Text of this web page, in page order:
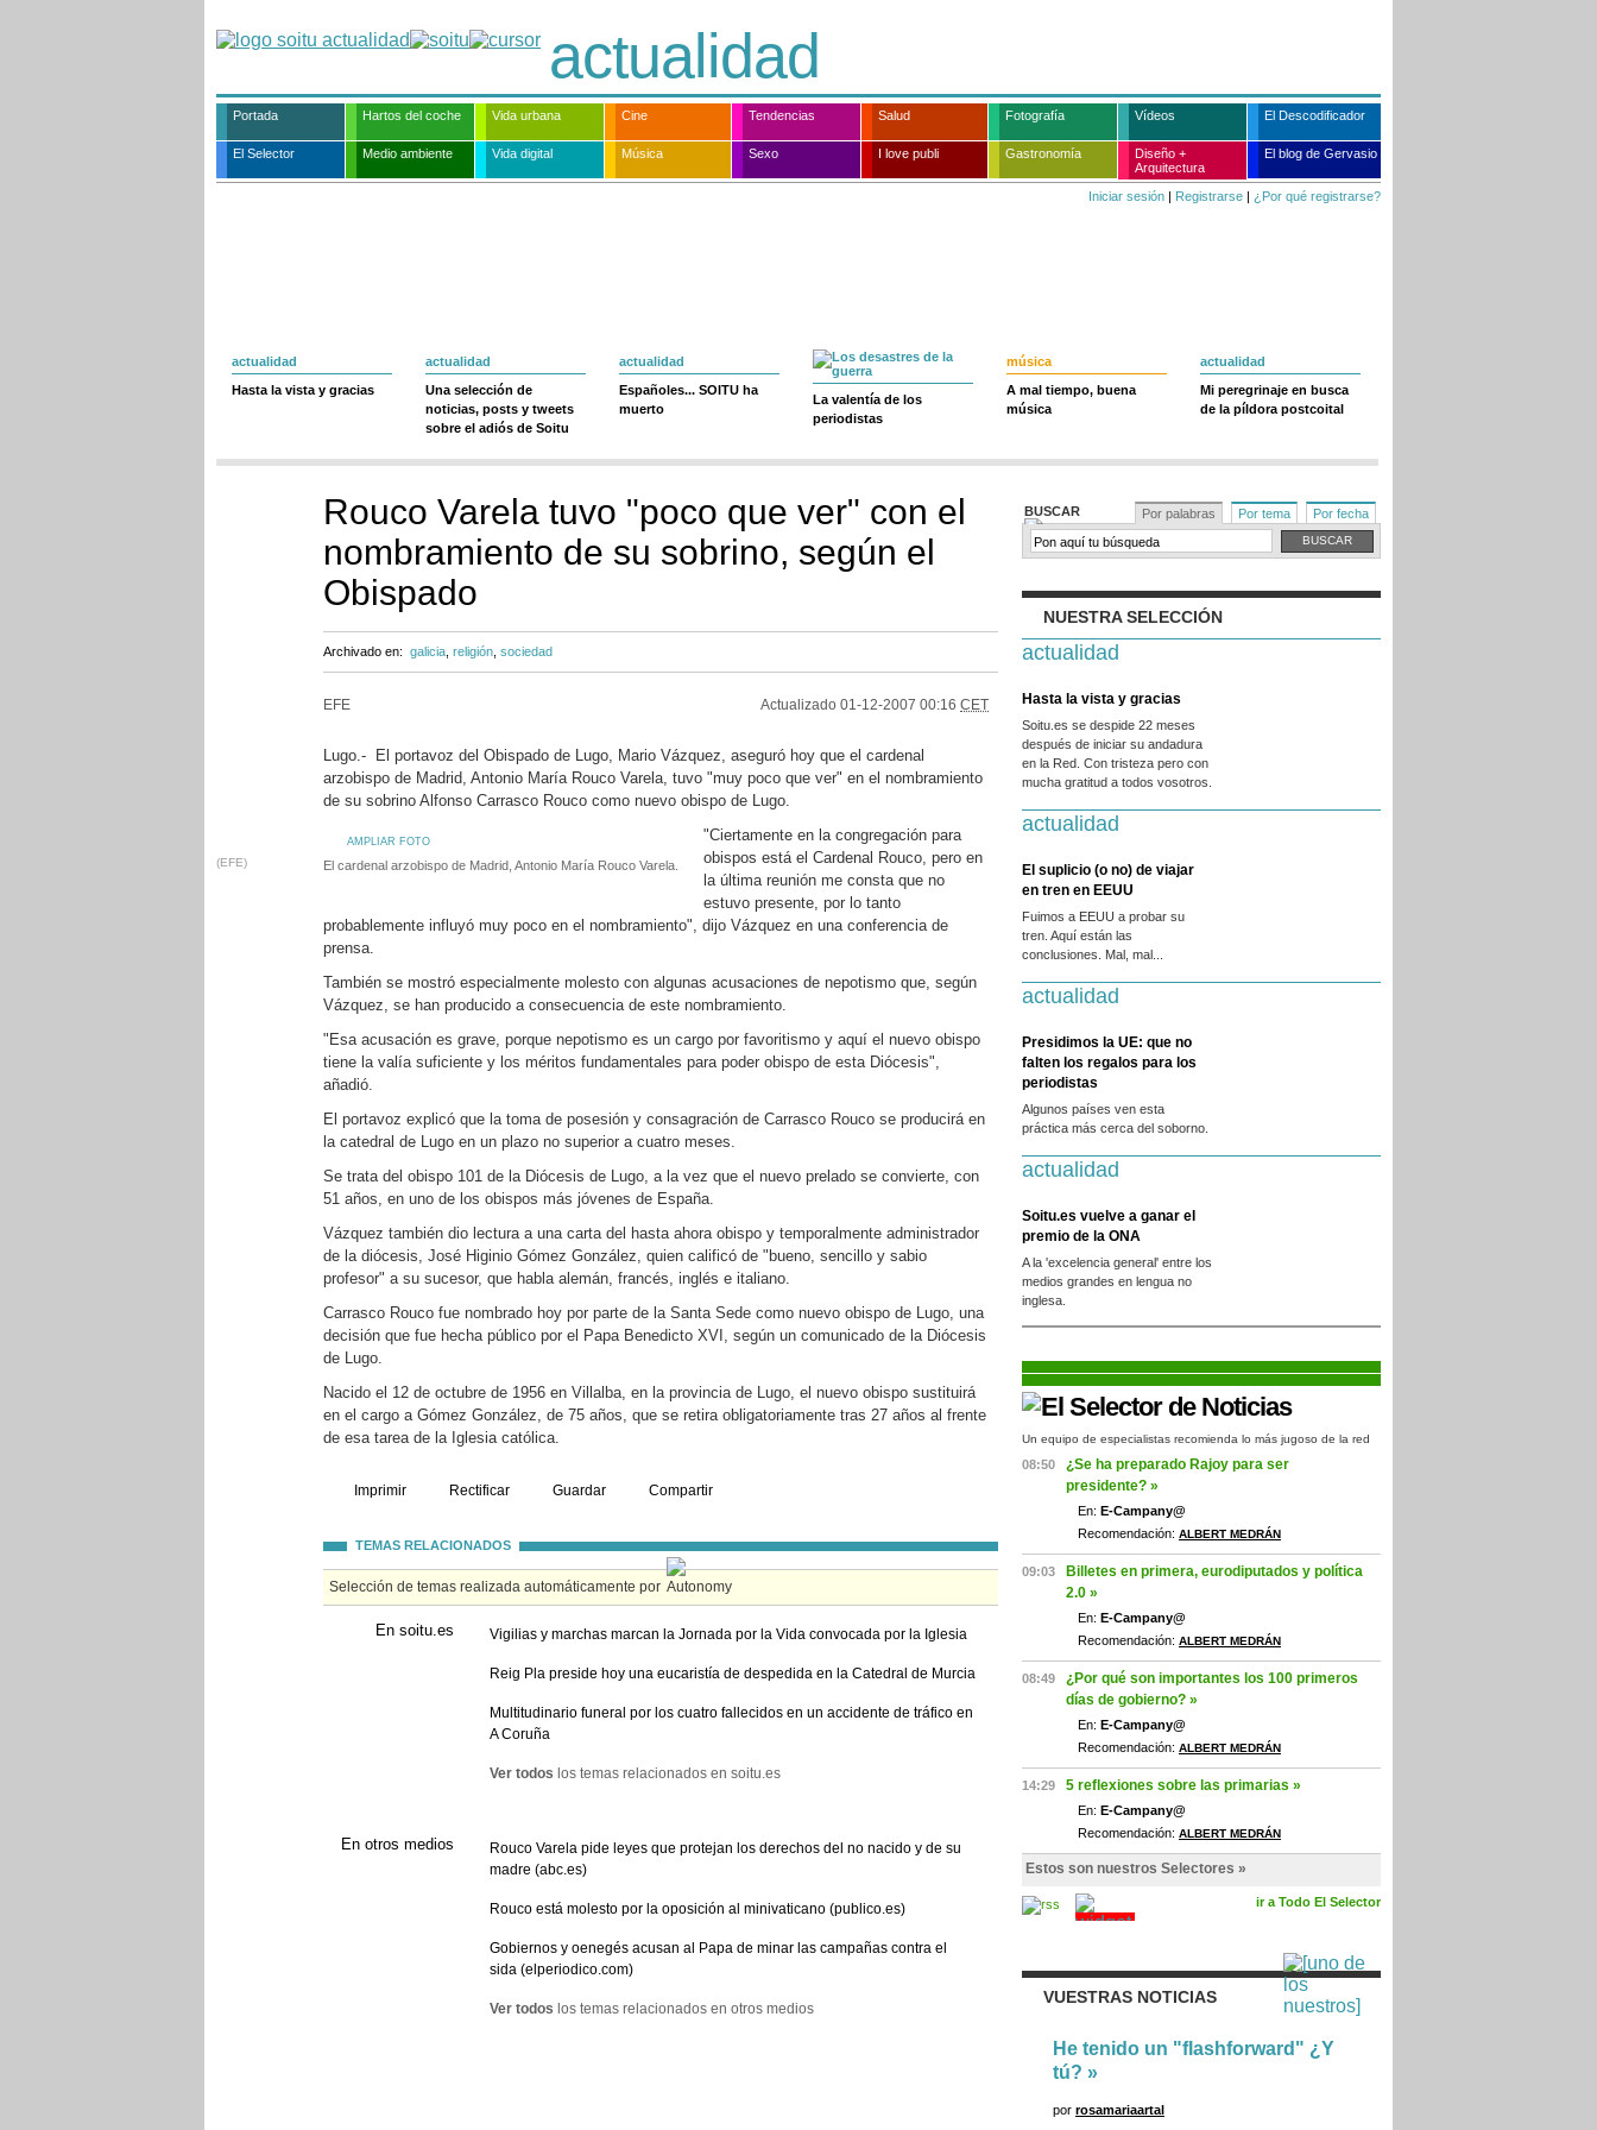
actualidad
Portada Hartos del coche Vida urbana Cine Tendencias Salud Fotografía Vídeos El Descodificador
El Selector Medio ambiente Vida digital Música Sexo I love publi Gastronomía
Diseño +
Arquitectura
El blog de Gervasio
Iniciar sesión | Registrarse | ¿Por qué registrarse?
actualidad
Hasta la vista y gracias
actualidad
Una selección de
noticias, posts y tweets
sobre el adiós de Soitu
actualidad
Españoles... SOITU ha
muerto
La valentía de los
periodistas
música
A mal tiempo, buena
música
actualidad
Mi peregrinaje en busca
de la píldora postcoital
Rouco Varela tuvo "poco que ver" con el
nombramiento de su sobrino, según el
Obispado
Archivado en: galicia religión sociedad
EFE Actualizado 01-12-2007 00:16 CET
Lugo.- El portavoz del Obispado de Lugo, Mario Vázquez, aseguró hoy que el cardenal
arzobispo de Madrid, Antonio María Rouco Varela, tuvo "muy poco que ver" en el nombramiento
de su sobrino Alfonso Carrasco Rouco como nuevo obispo de Lugo.
AMPLIAR FOTO
(EFE) El cardenal arzobispo de Madrid, Antonio María Rouco Varela.
"Ciertamente en la congregación para
obispos está el Cardenal Rouco, pero en
la última reunión me consta que no
estuvo presente, por lo tanto
probablemente influyó muy poco en el nombramiento", dijo Vázquez en una conferencia de
prensa.
También se mostró especialmente molesto con algunas acusaciones de nepotismo que, según
Vázquez, se han producido a consecuencia de este nombramiento.
"Esa acusación es grave, porque nepotismo es un cargo por favoritismo y aquí el nuevo obispo
tiene la valía suficiente y los méritos fundamentales para poder obispo de esta Diócesis",
añadió.
El portavoz explicó que la toma de posesión y consagración de Carrasco Rouco se producirá en
la catedral de Lugo en un plazo no superior a cuatro meses.
Se trata del obispo 101 de la Diócesis de Lugo, a la vez que el nuevo prelado se convierte, con
51 años, en uno de los obispos más jóvenes de España.
Vázquez también dio lectura a una carta del hasta ahora obispo y temporalmente administrador
de la diócesis, José Higinio Gómez González, quien calificó de "bueno, sencillo y sabio
profesor" a su sucesor, que habla alemán, francés, inglés e italiano.
Carrasco Rouco fue nombrado hoy por parte de la Santa Sede como nuevo obispo de Lugo, una
decisión que fue hecha público por el Papa Benedicto XVI, según un comunicado de la Diócesis
de Lugo.
Nacido el 12 de octubre de 1956 en Villalba, en la provincia de Lugo, el nuevo obispo sustituirá
en el cargo a Gómez González, de 75 años, que se retira obligatoriamente tras 27 años al frente
de esa tarea de la Iglesia católica.
Imprimir Rectificar Guardar Compartir
TEMAS RELACIONADOS
Selección de temas realizada automáticamente por
En soitu.es Vigilias y marchas marcan la Jornada por la Vida convocada por la Iglesia
Reig Pla preside hoy una eucaristía de despedida en la Catedral de Murcia
Multitudinario funeral por los cuatro fallecidos en un accidente de tráfico en
A Coruña
Ver todos los temas relacionados en soitu.es
En otros medios
Rouco Varela pide leyes que protejan los derechos del no nacido y de su
madre (abc.es)
Rouco está molesto por la oposición al minivaticano (publico.es)
Gobiernos y oenegés acusan al Papa de minar las campañas contra el
sida (elperiodico.com)
Ver todos los temas relacionados en otros medios
BUSCAR Por palabras Por tema Por fecha
NUESTRA SELECCIÓN
actualidad
Hasta la vista y gracias
Soitu.es se despide 22 meses
después de iniciar su andadura
en la Red. Con tristeza pero con
mucha gratitud a todos vosotros.
actualidad
El suplicio (o no) de viajar
en tren en EEUU
Fuimos a EEUU a probar su
tren. Aquí están las
conclusiones. Mal, mal...
actualidad
Presidimos la UE: que no
falten los regalos para los
periodistas
Algunos países ven esta
práctica más cerca del soborno.
actualidad
Soitu.es vuelve a ganar el
premio de la ONA
A la 'excelencia general' entre los
medios grandes en lengua no
inglesa.
Un equipo de especialistas recomienda lo más jugoso de la red
08:50
¿Se ha preparado Rajoy para ser
presidente? »
En: E-Campany@
Recomendación: ALBERT MEDRÁN
09:03
Billetes en primera, eurodiputados y política
2.0 »
En: E-Campany@
Recomendación: ALBERT MEDRÁN
08:49
¿Por qué son importantes los 100 primeros
días de gobierno? »
En: E-Campany@
Recomendación: ALBERT MEDRÁN
14:29 5 reflexiones sobre las primarias »
En: E-Campany@
Recomendación: ALBERT MEDRÁN
Estos son nuestros Selectores »
ir a Todo El Selector
VUESTRAS NOTICIAS
He tenido un "flashforward" ¿Y
tú? »
por rosamariaartal